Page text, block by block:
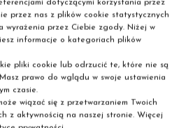
dotyczącymi korzystania przez
przez nas z plików cookie statystycznych
wyrażenia przez Ciebie zgody. Niżej w
informacje o kategoriach plików
pliki cookie lub odrzucić te, które nie są
prawo do wglądu w swoje ustawienia
czasie.
wiązać się z przetwarzaniem Twoich
z aktywnością na naszej stronie. Więcej
i wygrywaj!
szkoły.
Oddział Pruszków
zajęć 12-
2025
czwartek
11